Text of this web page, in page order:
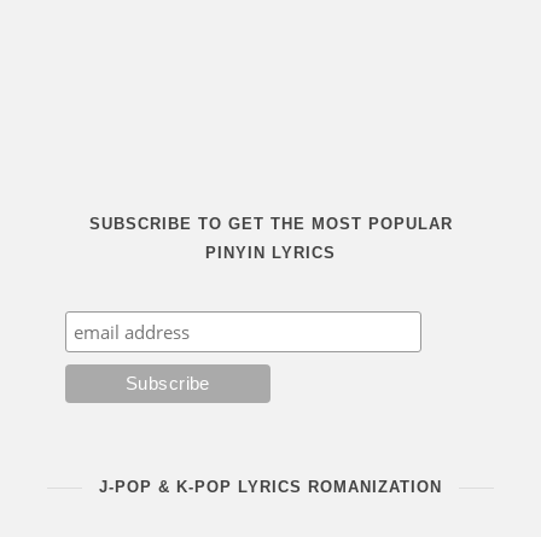
SUBSCRIBE TO GET THE MOST POPULAR
PINYIN LYRICS
J-POP & K-POP LYRICS ROMANIZATION